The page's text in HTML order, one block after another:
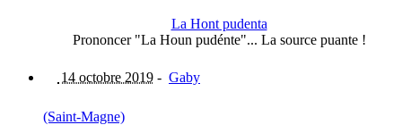
La Hont pudenta
Prononcer "La Houn pudénte"... La source puante !
14 octobre 2019 - Gaby
(Saint-Magne)